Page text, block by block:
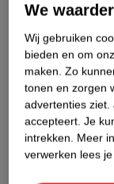
Hogere score
Bestel &
Bekijk ook
MeerKruidvat
We
Wij gebruiken
bieden en om
maken. Zo
tonen en zorgen
advertenties ziet.
accepteert. Je
intrekken. Meer
verwerken lees